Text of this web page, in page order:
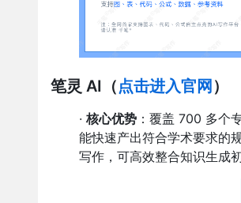
笔灵 AI （点击进入官网 ）
· 核心优势 ：覆盖 700 多个
能快速产出符合学术要求的
写作，可高效整合知识生成